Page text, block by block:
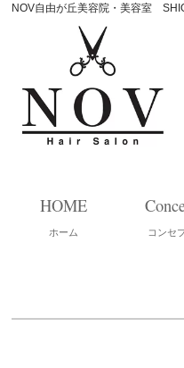
NOV自由が丘美容院・美容室
HOME
ホーム コンセ